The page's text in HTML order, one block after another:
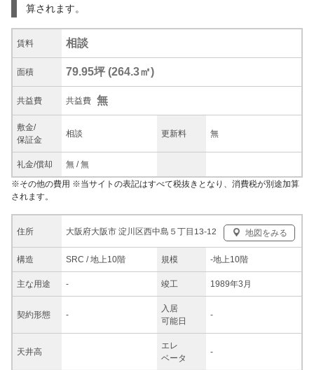
算されます。
賃料 相談
面積 79.95坪 (264.3㎡)
共益費 共益費 無
敷金/
保証金
相談 更新料 無
礼金/償却 無 /無
住所 大阪府大阪市 淀川区西中島５丁目13-12 地図をみる
構造 SRC / 地上10階 規模 -地上10階
主な用途 - 竣工 1989年3月
契約形態 -
入居
可能日
-
天井高
エレ
ベータ
-
※その他の費用 ※当サイトの表記はすべて税抜きとなり、消費税が別途加算
されます。